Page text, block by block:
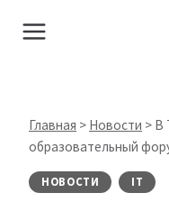
Главная > Новости > В
образовательный
НОВОСТИ IT